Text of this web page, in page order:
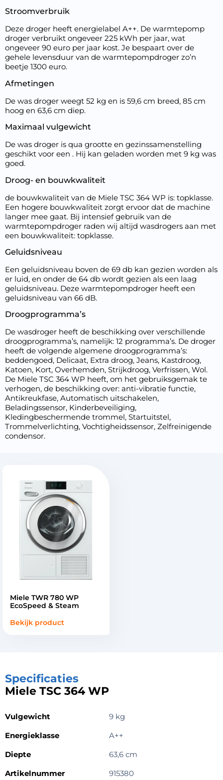
Stroomverbruik
Deze droger heeft energielabel A++. De warmtepomp
droger verbruikt ongeveer 225 kWh per jaar, wat
ongeveer 90 euro per jaar kost. Je bespaart over de
gehele levensduur van de warmtepompdroger zo’n
beetje 1300 euro.
Afmetingen
De was droger weegt 52 kg en is 59,6 cm breed, 85 cm
hoog en 63,6 cm diep.
Maximaal vulgewicht
De was droger is qua grootte en gezinssamenstelling
geschikt voor een . Hij kan geladen worden met 9 kg was
goed.
Droog- en bouwkwaliteit
de bouwkwaliteit van de Miele TSC 364 WP is: topklasse.
Een hogere bouwkwaliteit zorgt ervoor dat de machine
langer mee gaat. Bij intensief gebruik van de
warmtepompdroger raden wij altijd wasdrogers aan met
een bouwkwaliteit: topklasse.
Geluidsniveau
Een geluidsniveau boven de 69 db kan gezien worden als
er luid, en onder de 64 db wordt gezien als een laag
geluidsniveau. Deze warmtepompdroger heeft een
geluidsniveau van 66 dB.
Droogprogramma’s
De wasdroger heeft de beschikking over verschillende
droogprogramma’s, namelijk: 12 programma’s. De droger
heeft de volgende algemene droogprogramma’s:
beddengoed, Delicaat, Extra droog, Jeans, Kastdroog,
Katoen, Kort, Overhemden, Strijkdroog, Verfrissen, Wol.
De Miele TSC 364 WP heeft, om het gebruiksgemak te
verhogen, de beschikking over: anti-vibratie functie,
Antikreukfase, Automatisch uitschakelen,
Beladingssensor, Kinderbeveiliging,
Kledingbeschermende trommel, Startuitstel,
Trommelverlichting, Vochtigheidssensor, Zelfreinigende
condensor.
Miele TWR 780 WP
EcoSpeed & Steam
Bekijk product
Specificaties
Miele TSC 364 WP
Vulgewicht
9 kg
Energieklasse
A++
Diepte
63,6 cm
Artikelnummer
915380